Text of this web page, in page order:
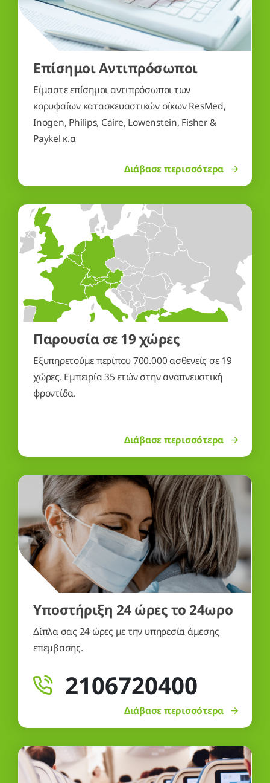
κορυφαίων κατασκευαστικών οίκων ResMed,
Inogen, Philips, Caire, Lowenstein, Fisher &
Paykel κ.α
Διάβασε περισσότερα
Παρουσία σε 19 χώρες
Εξυπηρετούμε περίπου 700.000 ασθενείς σε 19
χώρες. Εμπειρία 35 ετών στην αναπνευστική
φροντίδα.
Διάβασε περισσότερα
Υποστήριξη 24 ώρες το 24ωρο
Δίπλα σας 24 ώρες με την υπηρεσία άμεσης
επεμβασης.
2106720400
Διάβασε περισσότερα